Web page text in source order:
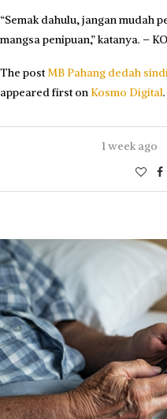
“Semak dahulu, jangan mudah
mangsa penipuan,” katanya. –
The postMB Pahang dedah
appeared first on Kosmo Digital.
1 week ago